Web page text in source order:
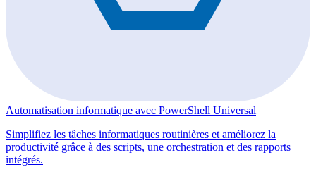
Automatisation informatique avec PowerShell Universal
Simplifiez les tâches informatiques routinières et améliorez la
productivité grâce à des scripts, une orchestration et des rapports
intégrés.